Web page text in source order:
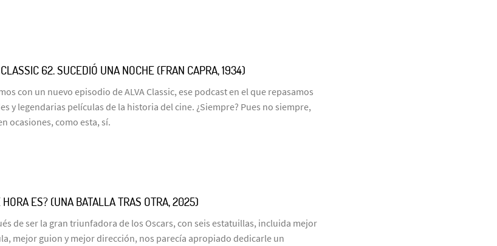
62. SUCEDIÓ UNA NOCHE (FRAN CAPRA, 1934)
con un nuevo episodio de ALVA Classic, ese podcast en el que repasamos
y legendarias películas de la historia del cine. ¿Siempre? Pues no siempre,
ocasiones, como esta, sí.
HORA ES? (UNA BATALLA TRAS OTRA, 2025)
de ser la gran triunfadora de los Oscars, con seis estatuillas, incluida mejor
mejor guion y mejor dirección, nos parecía apropiado dedicarle un